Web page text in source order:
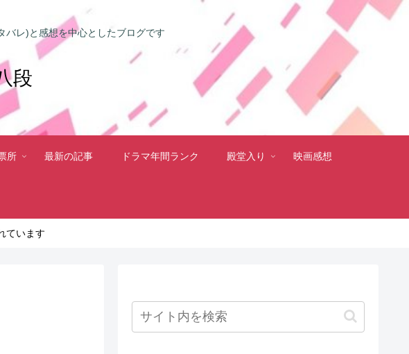
バレ)と感想を中心としたブログです
段
所 最新の記事 ドラマ年間ランク 殿堂入り 映画感想